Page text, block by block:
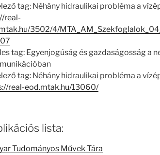
tag: Néhány hidraulikai probléma a
real-
3502/4/
tag: Egyenjogúság és gazdaságosság a
tag: Néhány hidraulikai probléma a
real-eod.mtak.hu/13060/
lista:
Tudományos Művek Tára